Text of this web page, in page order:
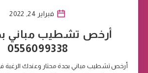
فبراير 24, 2022
أرخص تشطيب مباني
0556099338
أرخص تشطيب مباني بجدة محتار وعندك الرغبة